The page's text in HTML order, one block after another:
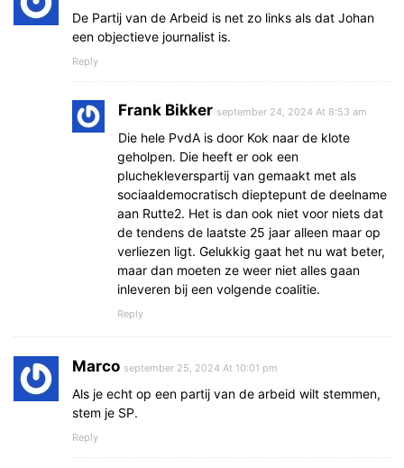
De Partij van de Arbeid is net zo links als dat Johan
een objectieve journalist is.
Reply
Frank Bikker september 24, 2024 At 8:53 am
Die hele PvdA is door Kok naar de klote
geholpen. Die heeft er ook een
pluchekleverspartij van gemaakt met als
sociaaldemocratisch dieptepunt de deelname
aan Rutte2. Het is dan ook niet voor niets dat
de tendens de laatste 25 jaar alleen maar op
verliezen ligt. Gelukkig gaat het nu wat beter,
maar dan moeten ze weer niet alles gaan
inleveren bij een volgende coalitie.
Reply
Marco september 25, 2024 At 10:01 pm
Als je echt op een partij van de arbeid wilt stemmen,
stem je SP.
Reply